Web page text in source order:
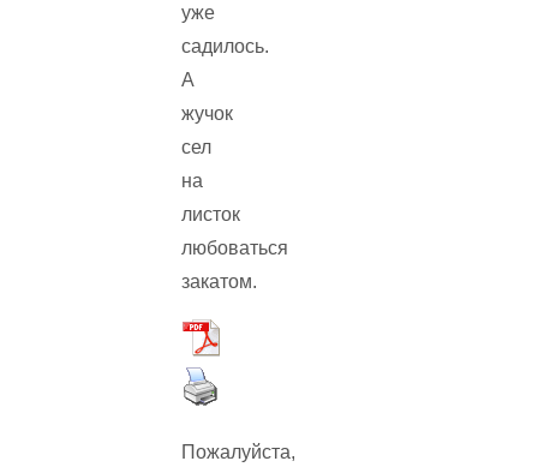
уже
садилось.
А
жучок
сел
на
листок
любоваться
закатом.
Пожалуйста,